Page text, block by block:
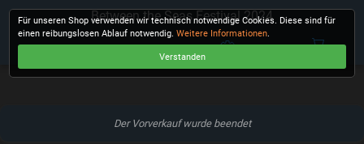
Between the Seas Festival 2024
Der Vorverkauf wurde beendet
Für unseren Shop verwenden wir technisch notwendige Cookies. Diese sind für
einen reibungslosen Ablauf notwendig.Weitere Informationen.
Verstanden